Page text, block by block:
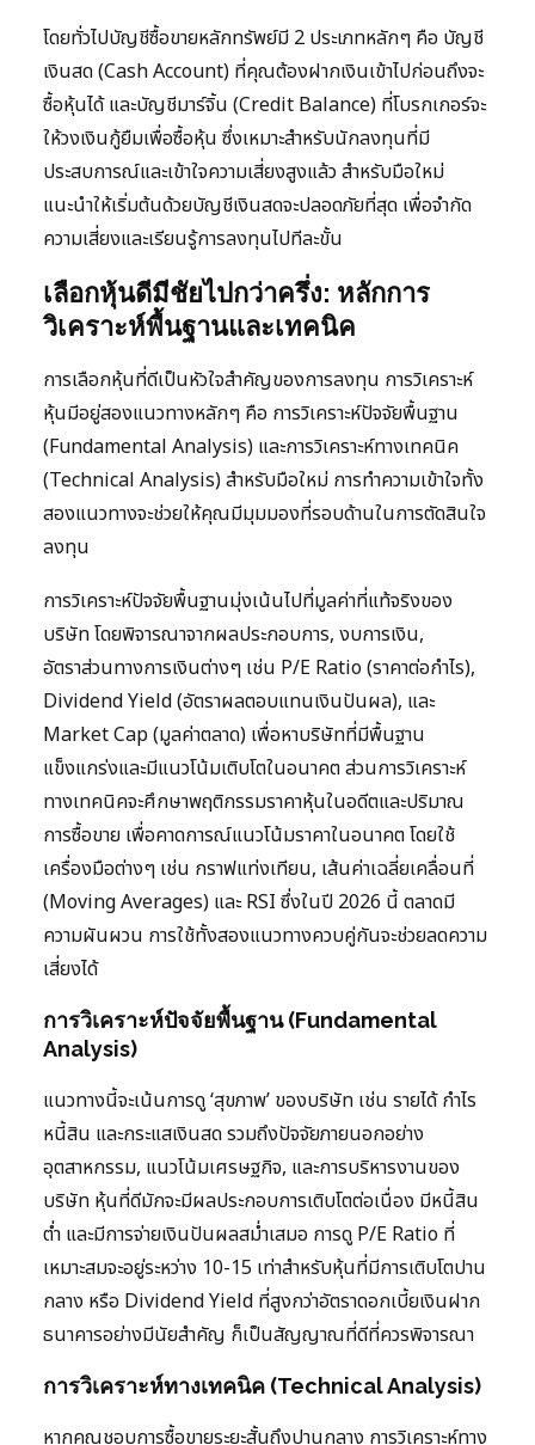
โดยทั่วไปบัญชีซื้อขายหลักทรัพย์มี 2 ประเภทหลักๆ คือ บัญชี
เงินสด (Cash Account) ที่คุณต้องฝากเงินเข้าไปก่อนถึงจะ
ซื้อหุ้นได้ และบัญชีมาร์จิ้น (Credit Balance) ที่โบรกเกอร์จะ
ให้วงเงินกู้ยืมเพื่อซื้อหุ้น ซึ่งเหมาะสำหรับนักลงทุนที่มี
ประสบการณ์และเข้าใจความเสี่ยงสูงแล้ว สำหรับมือใหม่
แนะนำให้เริ่มต้นด้วยบัญชีเงินสดจะปลอดภัยที่สุด เพื่อจำกัด
ความเสี่ยงและเรียนรู้การลงทุนไปทีละขั้น
เลือกหุ้นดีมีชัยไปกว่าครึ่ง: หลักการ
วิเคราะห์พื้นฐานและเทคนิค
การเลือกหุ้นที่ดีเป็นหัวใจสำคัญของการลงทุน การวิเคราะห์
หุ้นมีอยู่สองแนวทางหลักๆ คือ การวิเคราะห์ปัจจัยพื้นฐาน
(Fundamental Analysis) และการวิเคราะห์ทางเทคนิค
(Technical Analysis) สำหรับมือใหม่ การทำความเข้าใจทั้ง
สองแนวทางจะช่วยให้คุณมีมุมมองที่รอบด้านในการตัดสินใจ
ลงทุน
การวิเคราะห์ปัจจัยพื้นฐานมุ่งเน้นไปที่มูลค่าที่แท้จริงของ
บริษัท โดยพิจารณาจากผลประกอบการ, งบการเงิน,
อัตราส่วนทางการเงินต่างๆ เช่น P/E Ratio (ราคาต่อกำไร),
Dividend Yield (อัตราผลตอบแทนเงินปันผล), และ
Market Cap (มูลค่าตลาด) เพื่อหาบริษัทที่มีพื้นฐาน
แข็งแกร่งและมีแนวโน้มเติบโตในอนาคต ส่วนการวิเคราะห์
ทางเทคนิคจะศึกษาพฤติกรรมราคาหุ้นในอดีตและปริมาณ
การซื้อขาย เพื่อคาดการณ์แนวโน้มราคาในอนาคต โดยใช้
เครื่องมือต่างๆ เช่น กราฟแท่งเทียน, เส้นค่าเฉลี่ยเคลื่อนที่
(Moving Averages) และ RSI ซึ่งในปี 2026 นี้ ตลาดมี
ความผันผวน การใช้ทั้งสองแนวทางควบคู่กันจะช่วยลดความ
เสี่ยงได้
การวิเคราะห์ปัจจัยพื้นฐาน (Fundamental
Analysis)
แนวทางนี้จะเน้นการดู ‘สุขภาพ’ ของบริษัท เช่น รายได้ กำไร
หนี้สิน และกระแสเงินสด รวมถึงปัจจัยภายนอกอย่าง
อุตสาหกรรม, แนวโน้มเศรษฐกิจ, และการบริหารงานของ
บริษัท หุ้นที่ดีมักจะมีผลประกอบการเติบโตต่อเนื่อง มีหนี้สิน
ต่ำ และมีการจ่ายเงินปันผลสม่ำเสมอ การดู P/E Ratio ที่
เหมาะสมจะอยู่ระหว่าง 10-15 เท่าสำหรับหุ้นที่มีการเติบโตปาน
กลาง หรือ Dividend Yield ที่สูงกว่าอัตราดอกเบี้ยเงินฝาก
ธนาคารอย่างมีนัยสำคัญ ก็เป็นสัญญาณที่ดีที่ควรพิจารณา
การวิเคราะห์ทางเทคนิค (Technical Analysis)
หากคุณชอบการซื้อขายระยะสั้นถึงปานกลาง การวิเคราะห์ทาง